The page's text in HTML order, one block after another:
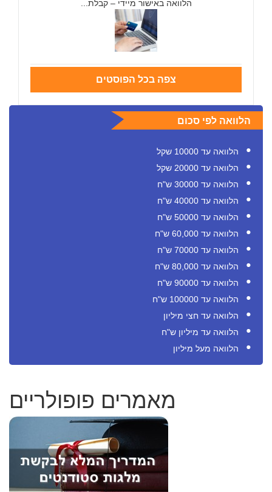
הלוואה באישור מיידי – קבלת...
צפה בכל הפוסטים
הלוואה לפי סכום
הלוואה עד 10000 שקל
הלוואה עד 20000 שקל
הלוואה עד 30000 ש"ח
הלוואה עד 40000 ש"ח
הלוואה עד 50000 ש"ח
הלוואה עד 60,000 ש"ח
הלוואה עד 70000 ש"ח
הלוואה עד 80,000 ש"ח
הלוואה עד 90000 ש"ח
הלוואה עד 100000 ש"ח
הלוואה עד חצי מיליון
הלוואה עד מיליון ש"ח
הלוואה מעל מיליון
מאמרים פופולריים